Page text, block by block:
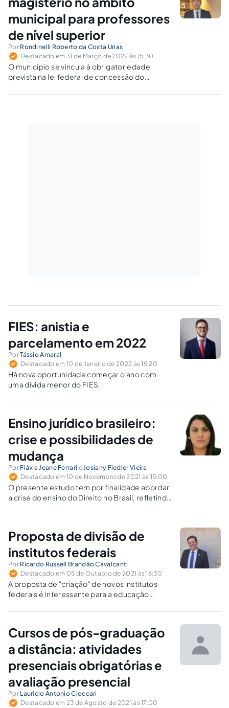
municipal para professores
de nível superior
Por Rondinelli Roberto da Costa Urias
Destacado em 31 de Março de 2022 às 15:30
O município se vincula à obrigatoriedade
prevista na lei federal de concessão do
magistério aos professores de graduação?
FIES: anistia e
parcelamento em 2022
PorTássio Amaral
Destacado em 10 de Janeiro de 2022 às 15:20
Há nova oportunidade começar o ano com
uma dívida menor do FIES.
Ensino jurídico brasileiro:
crise e possibilidades de
mudança
Por Flávia Jeane Ferrari eJosiany Fiedler Vieira
Destacado em 10 de Novembro de 2021 às 15:00
O presente estudo tem por finalidade abordar
a crise do ensino do Direito no Brasil, refletindo
como as suas possíveis soluções.
Proposta de divisão de
institutos federais
Por Ricardo Russell Brandão Cavalcanti
Destacado em 05 de Outubro de 2021 às 16:30
A proposta de "criação" de novos institutos
federais é interessante para a educação
Cursos de pós-graduação
a distância: atividades
presenciais obrigatórias e
avaliação presencial
Por Laurício Antonio Cioccari
Destacado em 23 de Agosto de 2021 às 17:00